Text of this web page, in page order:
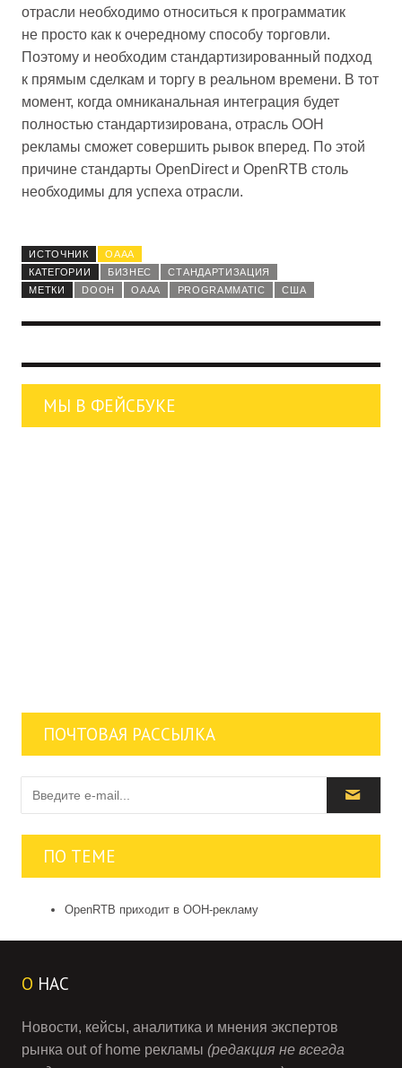
отрасли необходимо относиться к программатик
не просто как к очередному способу торговли.
Поэтому и необходим стандартизированный подход
к прямым сделкам и торгу в реальном времени. В тот
момент, когда омниканальная интеграция будет
полностью стандартизирована, отрасль OOH
рекламы сможет совершить рывок вперед. По этой
причине стандарты OpenDirect и OpenRTB столь
необходимы для успеха отрасли.
ИСТОЧНИК
OAAA
КАТЕГОРИИ
БИЗНЕС
СТАНДАРТИЗАЦИЯ
МЕТКИ
DOOH OAAA PROGRAMMATIC США
МЫ В ФЕЙСБУКЕ
ПОЧТОВАЯ РАССЫЛКА
ПО ТЕМЕ
OpenRTB приходит в OOH-рекламу
О НАС
Новости, кейсы, аналитика и мнения экспертов
рынка out of home рекламы (редакция не всегда